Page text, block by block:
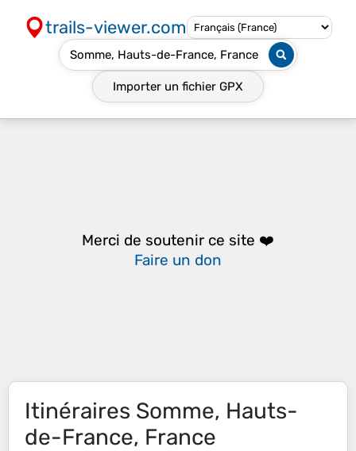
trails-viewer.com
Importer un fichier GPX
Merci de soutenir ce site ❤️
Faire un don
Itinéraires Somme, Hauts-
de-France, France